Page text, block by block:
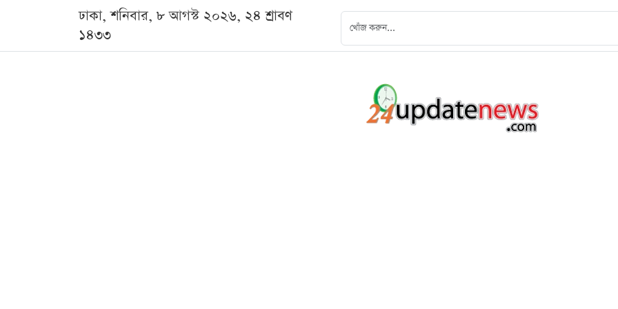
ঢাকা, শনিবার, ৮ আগস্ট ২০২৬, ২৪ শ্রাবণ
১৪৩৩